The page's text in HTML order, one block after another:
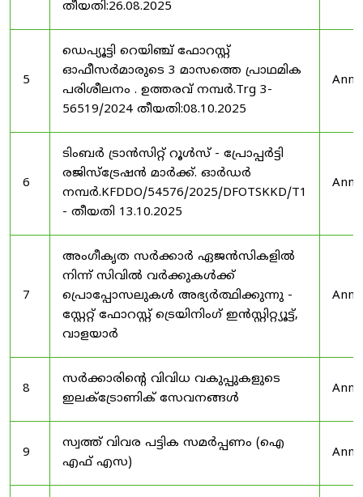
തീയതി:26.08.2025
5
ഡെപ്യൂട്ടി റെയിഞ്ച് ഫോറസ്റ്റ്
ഓഫീസർമാരുടെ 3 മാസത്തെ പ്രാഥമിക
പരിശീലനം . ഉത്തരവ് നമ്പർ.Trg 3-
56519/2024 തീയതി:08.10.2025
6
ടിംബർ ട്രാൻസിറ്റ് റൂൾസ് - പ്രോപ്പർട്ടി
രജിസ്ട്രേഷൻ മാർക്ക്. ഓർഡർ
നമ്പർ.KFDDO/54576/2025/DFOTSKKD/T1
- തീയതി 13.10.2025
7
അംഗീകൃത സർക്കാർ ഏജൻസികളിൽ
നിന്ന് സിവിൽ വർക്കുകൾക്ക്
പ്രൊപ്പോസലുകൾ അഭ്യർത്ഥിക്കുന്നു -
സ്റ്റേറ്റ് ഫോറസ്റ്റ് ട്രെയിനിംഗ് ഇൻസ്റ്റിറ്റ്യൂട്ട്,
വാളയാർ
8
സർക്കാരിന്റെ വിവിധ വകുപ്പുകളുടെ
ഇലക്ട്രോണിക് സേവനങ്ങൾ
9
സ്വത്ത് വിവര പട്ടിക സമർപ്പണം (ഐ
എഫ് എസ)